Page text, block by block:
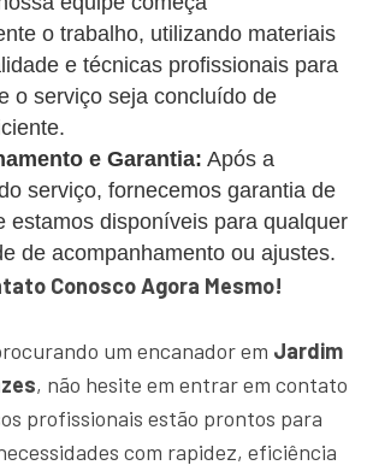
o trabalho, utilizando materiais
e técnicas profissionais para
o serviço seja concluído de
e Garantia: Após a
serviço, fornecemos garantia de
estamos disponíveis para qualquer
de acompanhamento ou ajustes.
Conosco Agora Mesmo!
um encanador em Jardim
, não hesite em entrar em contato
profissionais estão prontos para
com rapidez, eficiência